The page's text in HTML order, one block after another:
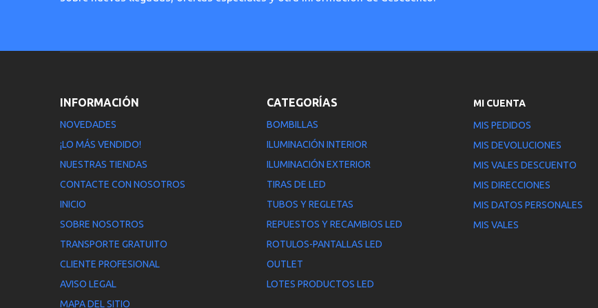
INFORMACIÓN
NOVEDADES
¡LO MÁS VENDIDO!
NUESTRAS TIENDAS
CONTACTE CON NOSOTROS
INICIO
SOBRE NOSOTROS
TRANSPORTE GRATUITO
CLIENTE PROFESIONAL
AVISO LEGAL
MAPA DEL SITIO
CATEGORÍAS
BOMBILLAS
ILUMINACIÓN INTERIOR
ILUMINACIÓN EXTERIOR
TIRAS DE LED
TUBOS Y REGLETAS
REPUESTOS Y RECAMBIOS LED
ROTULOS-PANTALLAS LED
OUTLET
LOTES PRODUCTOS LED
MI CUENTA
MIS PEDIDOS
MIS DEVOLUCIONES
MIS VALES DESCUENTO
MIS DIRECCIONES
MIS DATOS PERSONALES
MIS VALES